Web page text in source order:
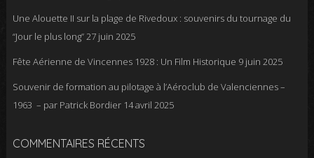
Une Alouette II sur la plage de Rivedoux : souvenirs du tournage du
“Jour le plus long”27 juin 2025
Fête Aérienne de Vincennes 1928 : Un Film Historique 9 juin 2025
Souvenir de formation au pilotage à l’Aéroclub de Valenciennes –
1963 – par Patrick Bordier 14 avril 2025
COMMENTAIRES RÉCENTS